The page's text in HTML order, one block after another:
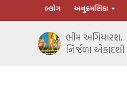
બ્લોગ અનુક્રમણિકા
ભીમ અગિયારશ,
નિર્જળા એકાદશી